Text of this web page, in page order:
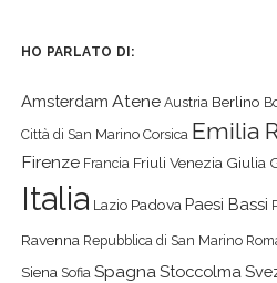
HO PARLATO DI:
Amsterdam Atene Austria Berlino
Città di San Marino Corsica Emilia
Firenze Francia Friuli Venezia Giulia
Italia Lazio Padova Paesi Bassi
Ravenna Repubblica di San Marino
Siena Sofia SpagnaStoccolma